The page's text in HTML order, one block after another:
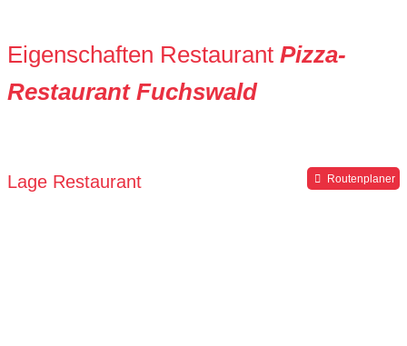
Eigenschaften Restaurant Pizza-
Restaurant Fuchswald
Lage Restaurant Routenplaner